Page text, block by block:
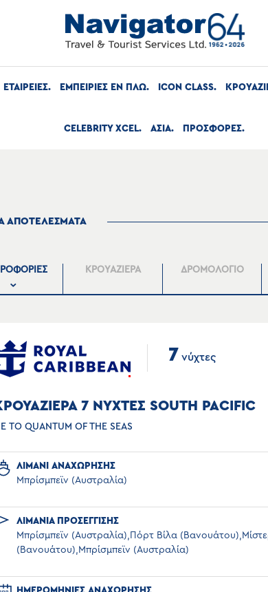
ΕΤΑΙΡΕΙΕΣ ΕΜΠΕΙΡΙΕΣ ΕΝ ΠΛΩ ICON CLASS
CELEBRITY XCEL ΑΣΙΑ ΠΡΟΣΦΟΡΕΣ
ΑΠΟΤΕΛΕΣΜΑΤΑ
ΚΡΟΥΑΖΙΕΡΑ ΔΡΟΜΟΛΟΓΙΟ
7 νύχτες
7 ΝΥΧΤΕΣ SOUTH PACIFIC
ΤΟ QUANTUM OF THE SEAS
ΛΙΜΑΝΙ ΑΝΑΧΩΡΗΣΗΣ
Μπρίσμπεϊν (Αυστραλία)
ΛΙΜΑΝΙΑ ΠΡΟΣΕΓΓΙΣΗΣ
Μπρίσμπεϊν (Αυστραλία),Πόρτ Βίλα
(Βανουάτου),Μπρίσμπεϊν (Αυστραλία)